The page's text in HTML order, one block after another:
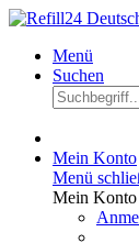
Menü
Suchen
Mein Konto
Menü
Mein Konto